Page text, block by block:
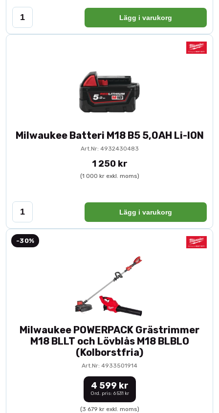
Lägg i varukorg
Milwaukee Batteri M18 B5 5,0AH Li-ION
Art.Nr: 4932430483
1 250 kr
(1 000 kr exkl. moms)
Lägg i varukorg
-30%
Milwaukee POWERPACK Grästrimmer
M18 BLLT och Lövblås M18 BLBLO
(Kolborstfria)
Art.Nr: 4933501914
4 599 kr
Ord. pris: 6 531 kr
(3 679 kr exkl. moms)